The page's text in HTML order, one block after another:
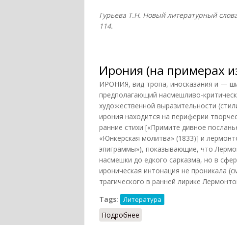
Гурьева Т.Н. Новый литературный
114.
Ирония (на примерах
ИРОНИЯ, вид тропа, иносказания и —
предполагающий насмешливо-
художественной выразительности
ирония находится на периферии
ранние стихи [«Примите дивное
«Юнкерская молитва» (1833)] и
эпиграммы»), показывающие, что
насмешки до едкого сарказма, но в
ироническая интонация не проникала
трагического в ранней лирике
Tags:
Литература
Подробнее